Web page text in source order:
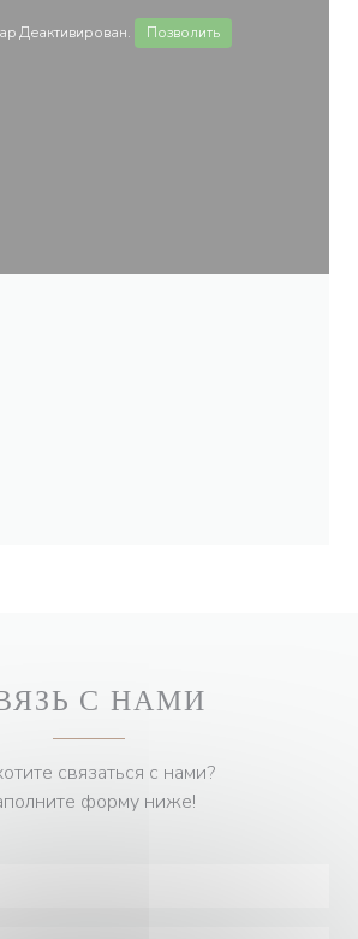
Деактивирован. Позволить
С НАМИ
связаться с нами?
форму ниже!